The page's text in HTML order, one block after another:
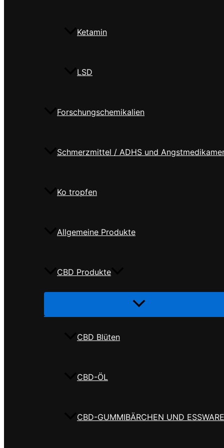
Ketamin
LSD
Forschungschemikalien
Schmerzmittel / ADHS und
Ko tropfen
Allgemeine Produkte
CBD Produkte
Menü
CBD Blüten
CBD-ÖL
CBD-GUMMIBÄRCHEN UND